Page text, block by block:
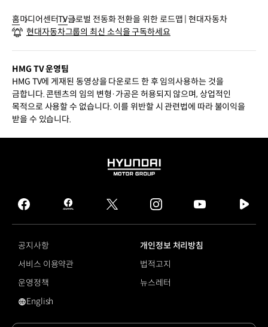
홈미디어센터TV글로벌 전동화 전환을 위한 로드맵 | 현대자동차
현대자동차그룹의 최신 소식을 구독하세요
HMG TV 운영팀
HMG TV에 게재된 동영상을 다운로드 한 후 임의사용하는 것을
금합니다. 콘텐츠의 임의 변형·가공은 허용되지 않으며, 상업적인
목적으로 사용할 수 없습니다. 이를 위반할 시 관련법에 따라 불이익을
받을 수 있습니다.
HYUNDAI
GROUP
facebook
hmg
journal
twitter instagram
tv
공지사항
개인정보 처리방침
서비스 이용약관
법적고지
운영정책
뉴스레터
영문 사이트로 이동
English